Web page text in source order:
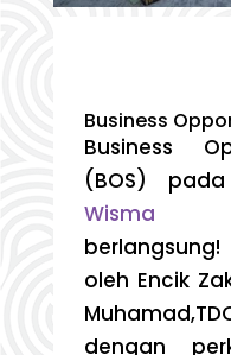
Business
Business
(BOS)
Wisma
oleh Encik
dengan